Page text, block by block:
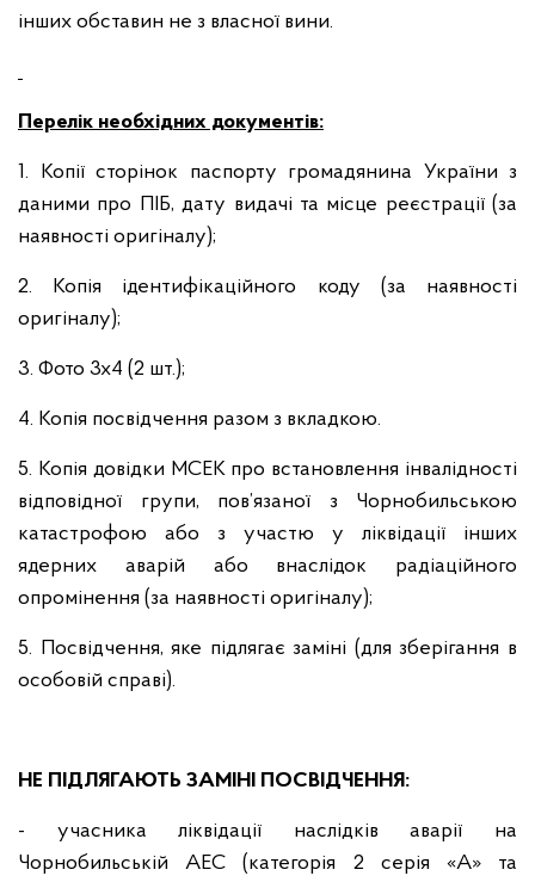
інших обставин не з власної вини.
Перелік необхідних документів:
1. Копії сторінок паспорту громадянина України з
даними про ПІБ, дату видачі та місце реєстрації (за
наявності оригіналу);
2. Копія ідентифікаційного коду (за наявності
оригіналу);
3. Фото 3х4 (2 шт.);
4. Копія посвідчення разом з вкладкою.
5. Копія довідки МСЕК про встановлення інвалідності
відповідної групи, пов’язаної з Чорнобильською
катастрофою або з участю у ліквідації інших
ядерних аварій або внаслідок радіаційного
опромінення (за наявності оригіналу);
5. Посвідчення, яке підлягає заміні (для зберігання в
особовій справі).
НЕ ПІДЛЯГАЮТЬ ЗАМІНІ ПОСВІДЧЕННЯ:
- учасника ліквідації наслідків аварії на
Чорнобильській АЕС (категорія 2 серія «А» та